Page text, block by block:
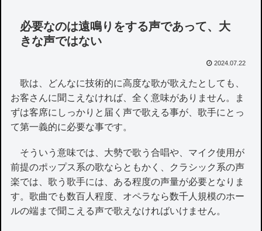
必要なのは遠鳴りをする声であって、大
きな声ではない
2024.07.22
歌は、どんなに技術的に高度な歌が歌えたとしても、
お客さんに聞こえなければ、全く意味がありません。ま
ずは客席にしっかりと届く声で歌える事が、歌手にとっ
て第一義的に必要な事です。
そういう意味では、大勢で歌う合唱や、マイク使用が
前提のポップス系の歌ならともかく、クラシック系の声
楽では、歌う歌手には、ある程度の声量が必要となりま
す。歌曲でも数百人程度、オペラなら数千人規模のホー
ルの端まで聞こえる声で歌えなければいけません。